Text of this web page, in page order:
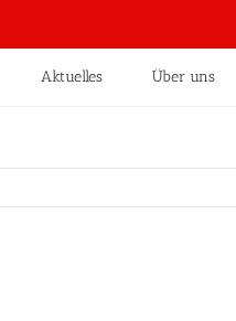
Aktuelles Über uns